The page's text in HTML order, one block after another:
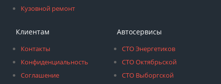
Кузовной ремонт
Клиентам
Контакты
Конфиденциальность
Соглашение
Автосервисы
СТО Энергетиков
СТО Октябрьской
СТО Выборгской